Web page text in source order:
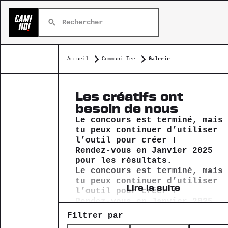
Accueil Communi-Tee Galerie
Les créatifs ont
besoin de nous
Le concours est terminé, mais
tu peux continuer d’utiliser
l’outil pour créer !
Rendez-vous en Janvier 2025
pour les résultats.
Le concours est terminé, mais
tu peux continuer d’utiliser
l’outil pour créer !
Rendez-vous en Janvier 2025
pour les résultats.
La galerie met en lumière les
Lire la suite
Filtrer par